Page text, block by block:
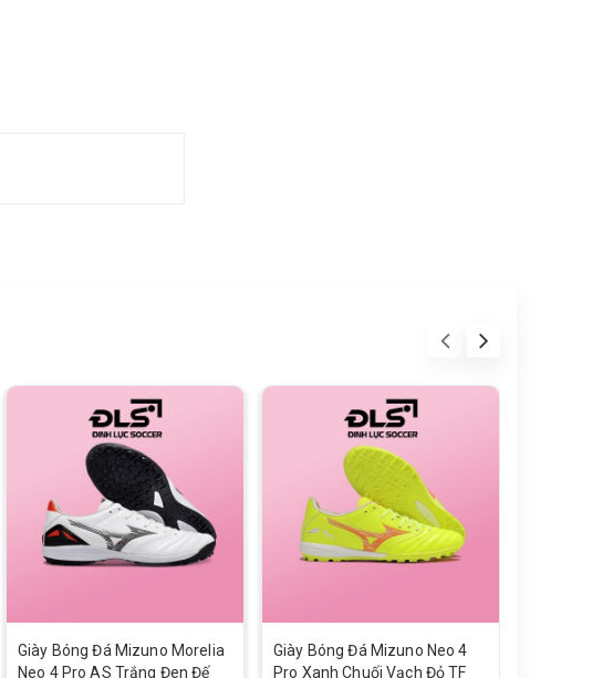
Giày Bóng Đá Mizuno Morelia
Neo 4 Pro AS Trắng Đen Đế
Giày Bóng Đá Mizuno Neo 4
Pro Xanh Chuối Vạch Đỏ TF